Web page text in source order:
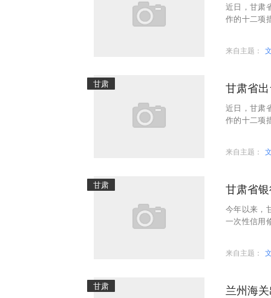
近日，甘肃
作的十二项
来自主题：
甘肃 甘肃省
近日，甘肃
作的十二项
来自主题：
甘肃 甘肃省
今年以来，
一次性信用
来自主题：
甘肃 兰州海